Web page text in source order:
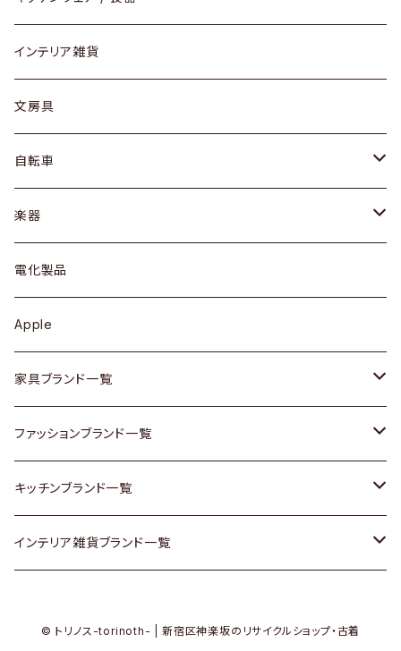
ローテーブル / サイドテーブル
デスク / コンソール
ドレッサー
シェルフ
キュリオケース / 飾り棚
カップボード / 食器棚
チェスト
その他家具
Vintageヴィンテージ / Antiqueアンティーク
Designers / デザイナーズ
フロアライト
リング
ピアス / イヤリング
財布
バッグ
アウター
トップス
ワンピース
ボトムス
靴
スカーフ
腕時計
Vintage / ヴィンテージ
グラス / タンブラー
カップ / マグ
プレート / ボウル
カトラリー
ケトル / ティーポット
鍋 / フライパン
Vintage / ヴィンテージ
銀製品
和物 / 作家物
その他キッチン雑貨
インテリア雑貨
文房具
自転車
dahon
楽器
ギター
ベース
その他楽器
電化製品
Apple
家具ブランド一覧
ACME Furniture / アクメ ファニチャー
ACTUS / アクタス
arflex / アルフレックス
ファッションブランド一覧
agnes b / アニエス ベー
BALLY / バリー
キッチンブランド一覧
ARABIA / アラビア
インテリア雑貨ブランド一覧
© トリノス-torinoth- | 新宿区神楽坂のリサイクルショップ・古着